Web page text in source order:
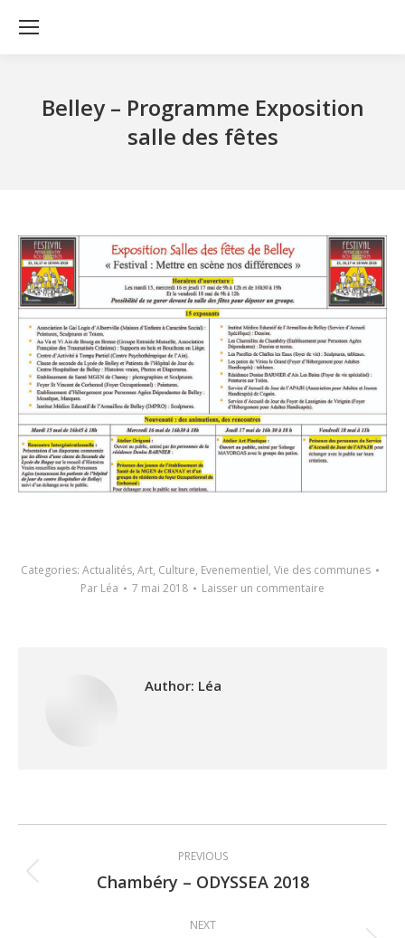
Belley – Programme Exposition
salle des fêtes
Categories: Actualités, Art, Culture, Evenementiel, Vie des communes
Par Léa 7 mai 2018 Laisser un commentaire
Author: Léa
navigation
PREVIOUS
Previous
Chambéry – ODYSSEA 2018
NEXT